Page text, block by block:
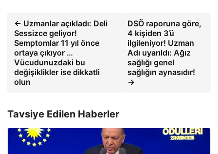
← Uzmanlar açıkladı: Deli
Sessizce geliyor!
Semptomlar 11 yıl önce
ortaya çıkıyor …
Vücudunuzdaki bu
değişiklikler ise dikkatli
olun
DSÖ raporuna göre,
4 kişiden 3’ü
ilgileniyor! Uzman
Adı uyarıldı: Ağız
sağlığı genel
sağlığın aynasıdır!
→
Tavsiye Edilen Haberler